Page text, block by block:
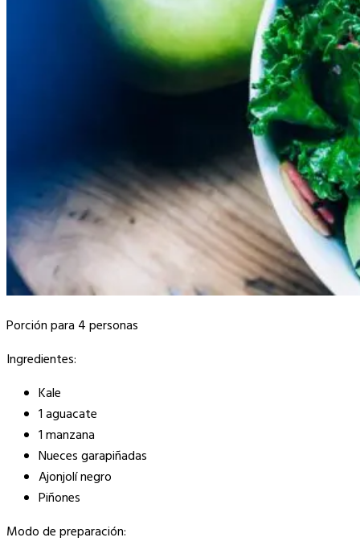
Porción para 4 personas
Ingredientes:
Kale
1 aguacate
1 manzana
Nueces garapiñadas
Ajonjolí negro
Piñones
Modo de preparación: